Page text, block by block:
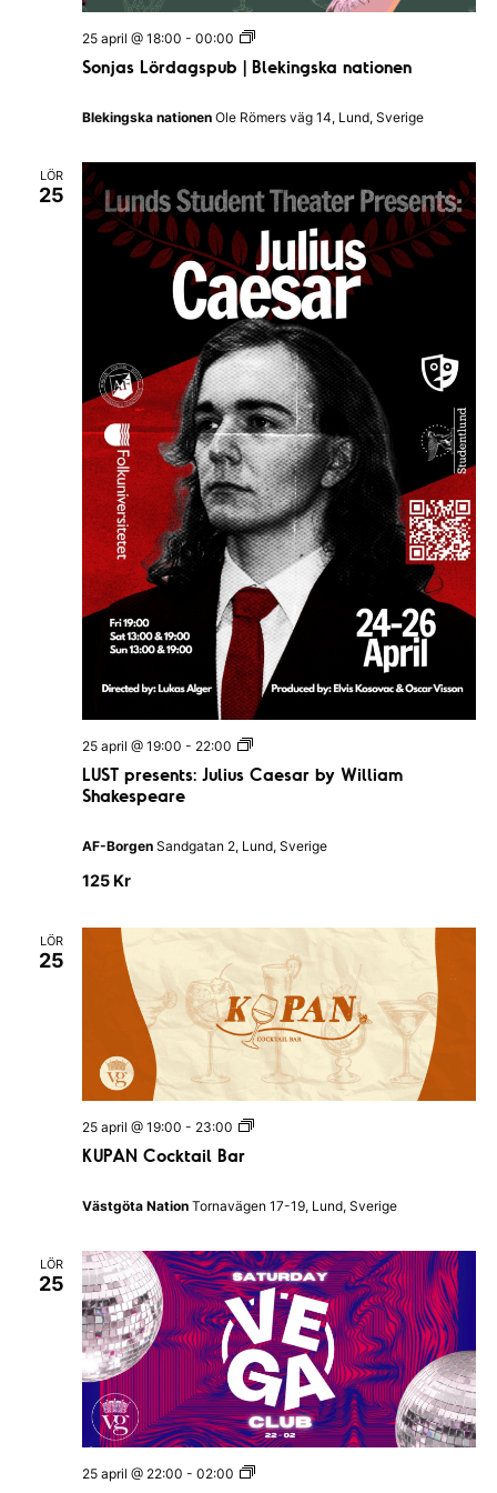
e
Sonjas Lördagspub | Blekingska nationen
25 april @ 18:00 - 00:00
S
n
a
s
ö
d
a
g
s
p
u
b
|
B
l
e
k
i
n
g
s
k
a
n
a
t
i
o
n
e
n
Blekingska nationen Ole Römers väg 14, Lund, Sverige
LÖR
25
LUST presents: Julius Caesar by William
Shakespeare
25 april @ 19:00 - 22:00
L
S
e
u
l
i
u
C
a
e
y
l
l
i
a
m
S
h
a
k
e
s
e
AF-Borgen Sandgatan 2, Lund, Sverige
125 Kr
LÖR
25
KUPAN Cocktail Bar
25 april @ 19:00 - 23:00
M
K
u
b
b
&
B
a
Västgöta Nation Tornavägen 17-19, Lund, Sverige
LÖR
25
25 april @ 22:00 - 02:00
V